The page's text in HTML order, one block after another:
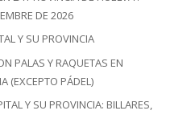
DE 2026
Y SU PROVINCIA
PALAS Y RAQUETAS EN
(EXCEPTO PÁDEL)
Y SU PROVINCIA: BILLARES,